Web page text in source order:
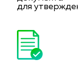
для